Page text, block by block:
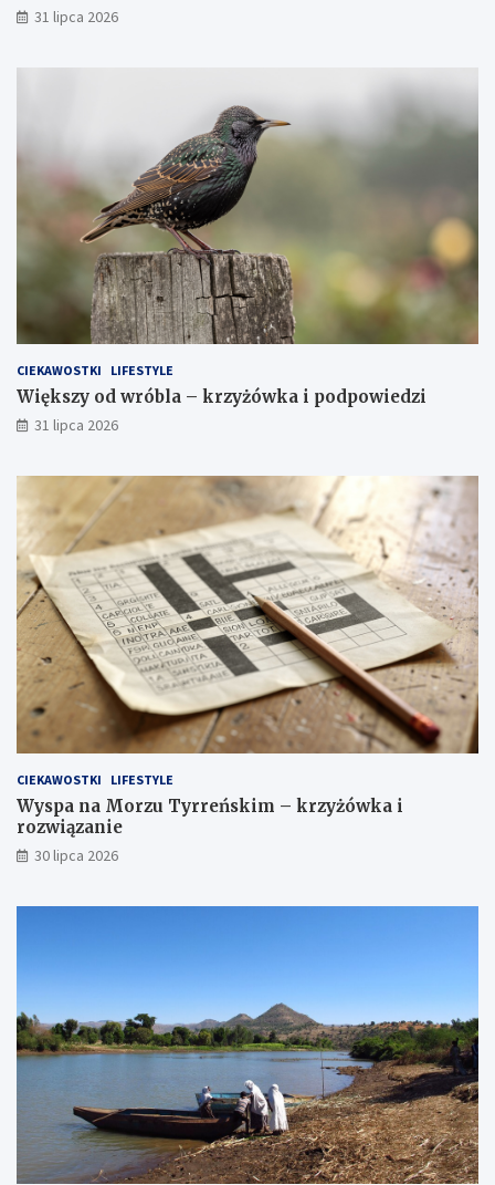
31 lipca 2026
CIEKAWOSTKI LIFESTYLE
Większy od wróbla – krzyżówka i podpowiedzi
31 lipca 2026
CIEKAWOSTKI LIFESTYLE
Wyspa na Morzu Tyrreńskim – krzyżówka i
rozwiązanie
30 lipca 2026